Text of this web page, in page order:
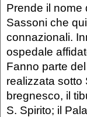
Prende il nome
Sassoni che
connazionali.
ospedale
Fanno parte
realizzata sotto
bregnesco, il
S. Spirito; il